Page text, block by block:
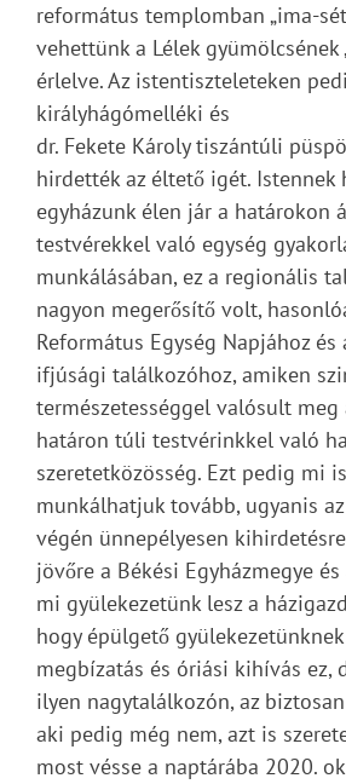
református templomban „ima-
vehettünk a Lélek gyümölcsének
érlelve. Az istentiszteleteken
királyhágómelléki és
dr. Fekete Károly tiszántúli
hirdették az éltető igét. Istennek
egyházunk élen jár a határokon
testvérekkel való egység
munkálásában, ez a regionális
nagyon megerősítő volt,
Református Egység Napjához
ifjúsági találkozóhoz, amiken
természetességgel valósult
határon túli testvérinkkel való
szeretetközösség. Ezt pedig mi
munkálhatjuk tovább, ugyanis
végén ünnepélyesen
jövőre a Békési Egyházmegye
mi gyülekezetünk lesz a
hogy épülgető
megbízatás és óriási kihívás ez,
ilyen nagytalálkozón, az
aki pedig még nem, azt is
most vésse a naptárába 2020.